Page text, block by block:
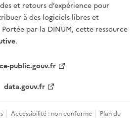
et retours d’expérience pour
à des logiciels libres et
par la DINUM, cette ressource
.
public.gouv.fr
data.gouv.fr
Accessibilité : non conforme
Plan du